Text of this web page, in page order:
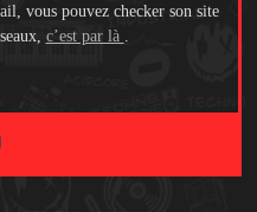
vous pouvez checker son site
c’est par là